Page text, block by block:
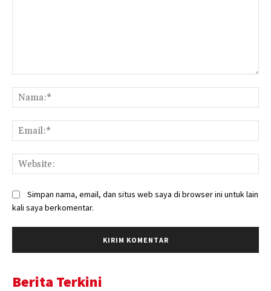
Simpan nama, email, dan situs web saya di browser ini untuk lain
kali saya berkomentar.
Berita Terkini